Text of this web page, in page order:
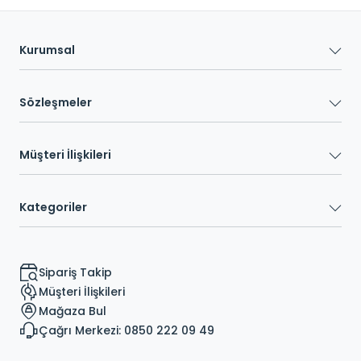
Kurumsal
Sözleşmeler
Müşteri İlişkileri
Kategoriler
Sipariş Takip
Müşteri İlişkileri
Mağaza Bul
Çağrı Merkezi: 0850 222 09 49